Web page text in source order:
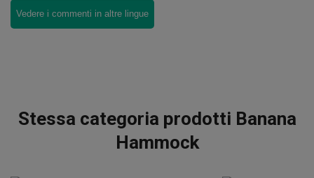
Vedere i commenti in altre lingue
Stessa categoria prodotti Banana
Hammock